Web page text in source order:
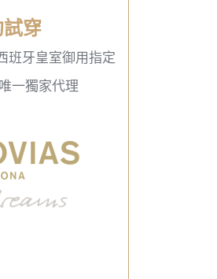
穿
班牙皇室御用指定
一獨家代理